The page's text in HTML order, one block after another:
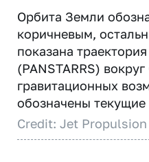
Орбита Земли
коричневым,
показана
(PANSTARRS)
гравитационных
обозначены текущие
Credit: Jet